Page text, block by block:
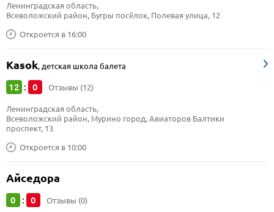
Откроется в 16:00
Ленинградская область,
Всеволожский район, Бугры посёлок, Полевая улица, 12
Kasok, детская школа балета
12 : 0 Отзывы (12)
Откроется в 10:00
Ленинградская область,
Всеволожский район, Мурино город, Авиаторов Балтики
проспект, 13
Айседора
0 : 0 Отзывы (0)